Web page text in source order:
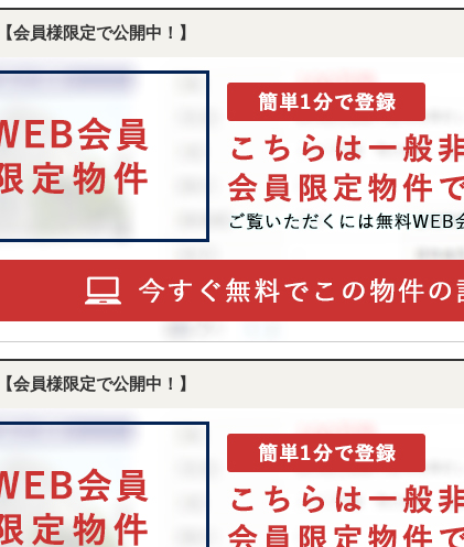
【会員様限定で公開中！】
【会員様限定で公開中！】